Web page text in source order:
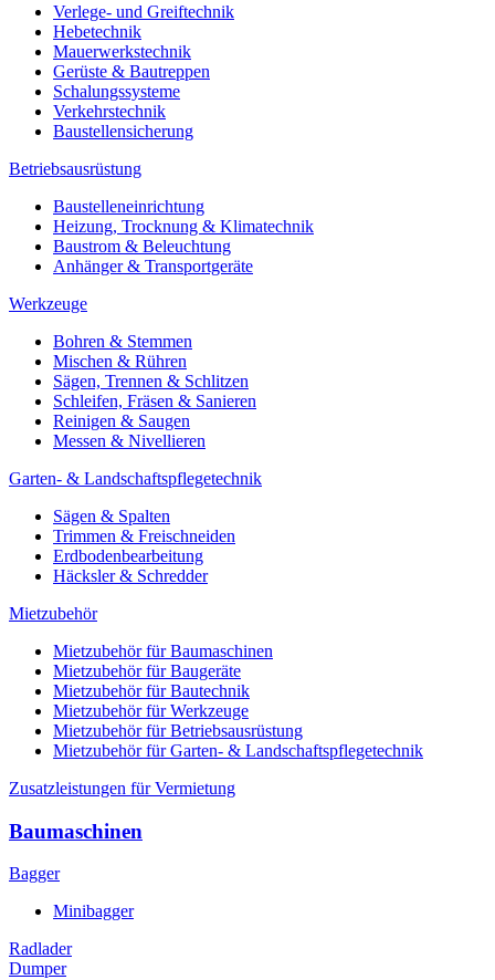
Verlege- und Greiftechnik
Hebetechnik
Mauerwerkstechnik
Gerüste & Bautreppen
Schalungssysteme
Verkehrstechnik
Baustellensicherung
Betriebsausrüstung
Baustelleneinrichtung
Heizung, Trocknung & Klimatechnik
Baustrom & Beleuchtung
Anhänger & Transportgeräte
Werkzeuge
Bohren & Stemmen
Mischen & Rühren
Sägen, Trennen & Schlitzen
Schleifen, Fräsen & Sanieren
Reinigen & Saugen
Messen & Nivellieren
Garten- & Landschaftspflegetechnik
Sägen & Spalten
Trimmen & Freischneiden
Erdbodenbearbeitung
Häcksler & Schredder
Mietzubehör
Mietzubehör für Baumaschinen
Mietzubehör für Baugeräte
Mietzubehör für Bautechnik
Mietzubehör für Werkzeuge
Mietzubehör für Betriebsausrüstung
Mietzubehör für Garten- & Landschaftspflegetechnik
Zusatzleistungen für Vermietung
Baumaschinen
Bagger
Minibagger
Radlader
Dumper